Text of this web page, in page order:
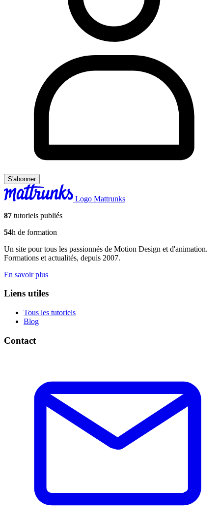
S'abonner
Logo Mattrunks
87 tutoriels publiés
54h de formation
Un site pour tous les passionnés de Motion Design et d'animation.
Formations et actualités, depuis 2007.
En savoir plus
Liens utiles
Tous les tutoriels
Blog
Contact